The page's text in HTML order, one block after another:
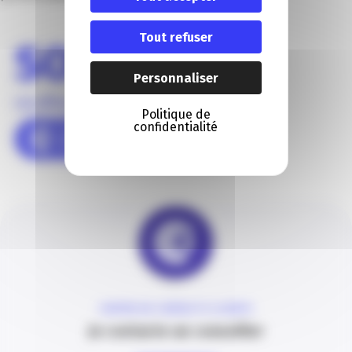
Tout refuser
Personnaliser
Politique de
confidentialité